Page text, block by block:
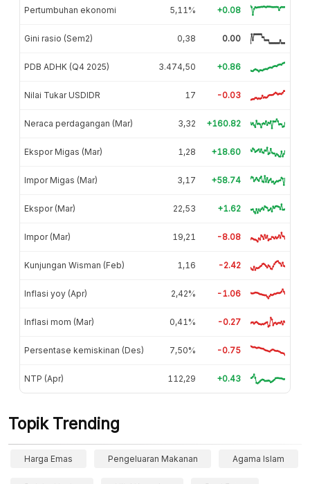
Pertumbuhan ekonomi 5,11% +0.08
Gini rasio (Sem2) 0,38 0.00
PDB ADHK (Q4 2025) 3.474,50 +0.86
Nilai Tukar USDIDR 17 -0.03
Neraca perdagangan (Mar) 3,32 +160.82
Ekspor Migas (Mar) 1,28 +18.60
Impor Migas (Mar) 3,17 +58.74
Ekspor (Mar) 22,53 +1.62
Impor (Mar) 19,21 -8.08
Kunjungan Wisman (Feb) 1,16 -2.42
Inflasi yoy (Apr) 2,42% -1.06
Inflasi mom (Mar) 0,41% -0.27
Persentase kemiskinan (Des) 7,50% -0.75
NTP (Apr) 112,29 +0.43
Topik Trending
Harga Emas Pengeluaran Makanan Agama Islam